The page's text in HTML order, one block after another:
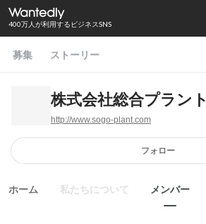
400万人が利用するビジネスSNS
募集 ストーリー
株式会社総合プラント
http://www.sogo-plant.com
フォロー
ホーム 私たちについて メンバー